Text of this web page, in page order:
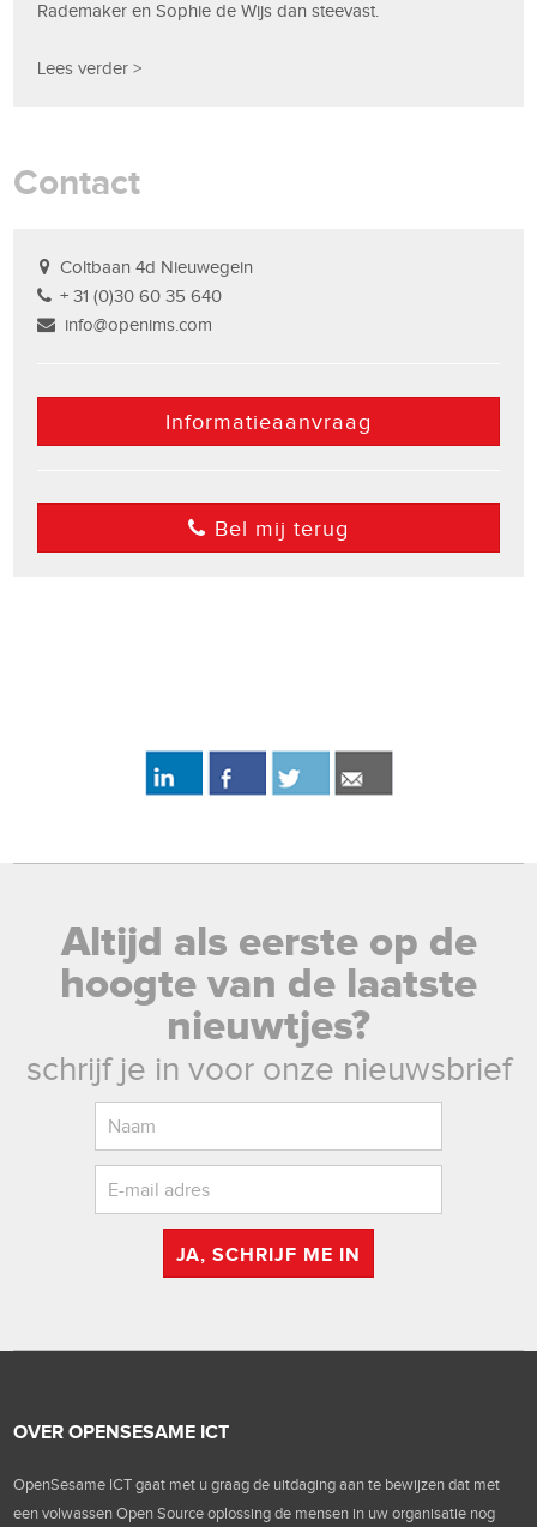
Rademaker en Sophie de Wijs dan steevast.
Lees verder >
Contact
Coltbaan 4d Nieuwegein
+ 31 (0)30 60 35 640
info@openims.com
Informatieaanvraag
Bel mij terug
Altijd als eerste op de
hoogte van de laatste
nieuwtjes?
schrijf je in voor onze nieuwsbrief
JA, SCHRIJF ME IN
OVER OPENSESAME ICT
OpenSesame ICT gaat met u graag de uitdaging aan te bewijzen dat met
een volwassen Open Source oplossing de mensen in uw organisatie nog